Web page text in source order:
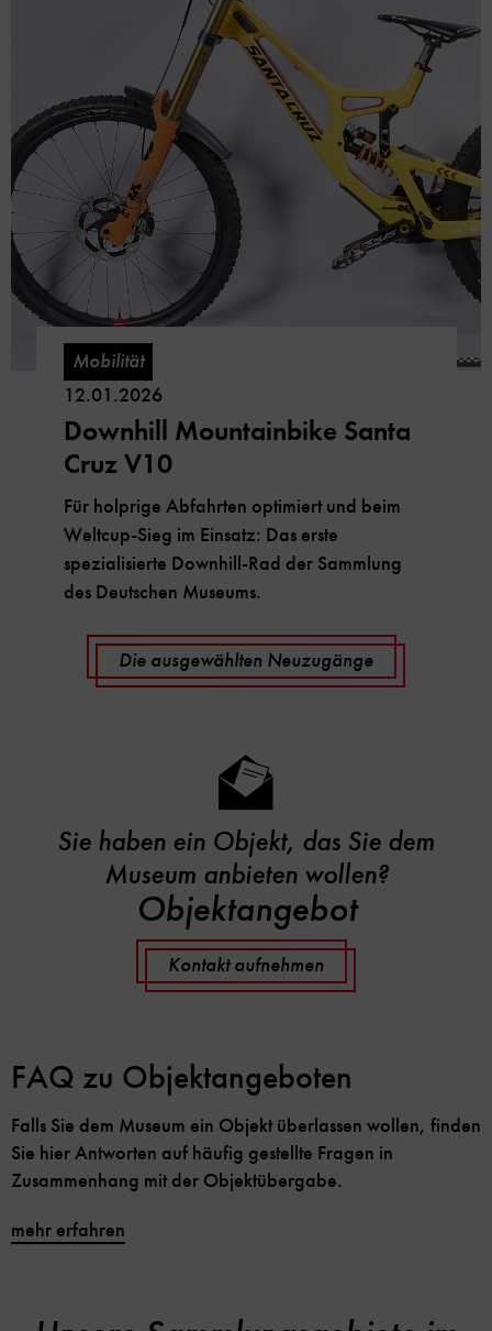
Mobilität
12.01.2026
Downhill Mountainbike Santa
Cruz V10
Für holprige Abfahrten optimiert und beim
Weltcup-Sieg im Einsatz: Das erste
spezialisierte Downhill-Rad der Sammlung
des Deutschen Museums.
Die ausgewählten Neuzugänge
Sie haben ein Objekt, das Sie dem
Museum anbieten wollen?
Objektangebot
Kontakt aufnehmen
FAQ zu Objektangeboten
Falls Sie dem Museum ein Objekt überlassen wollen, finden
Sie hier Antworten auf häufig gestellte Fragen in
Zusammenhang mit der Objektübergabe.
mehr erfahren